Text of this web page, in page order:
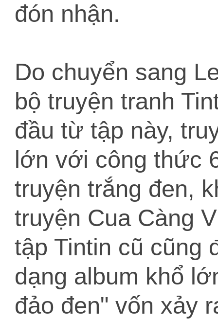
đón nhận.
Do chuyển sang
bộ truyện tranh
đầu từ tập này,
lớn với công thức
truyện trắng đen,
truyện Cua Càng
tập Tintin cũ cũng
dạng album khổ
đảo đen" vốn xảy